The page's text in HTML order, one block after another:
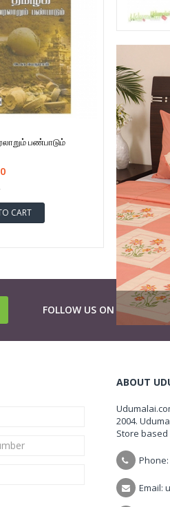
பண்பாடும்
CART
FOLLOW US ON
ABOUT
2004.
Store
Phone:
Email: